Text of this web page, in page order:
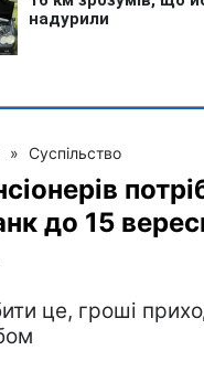
» Суспільство
до 15
це, гроші